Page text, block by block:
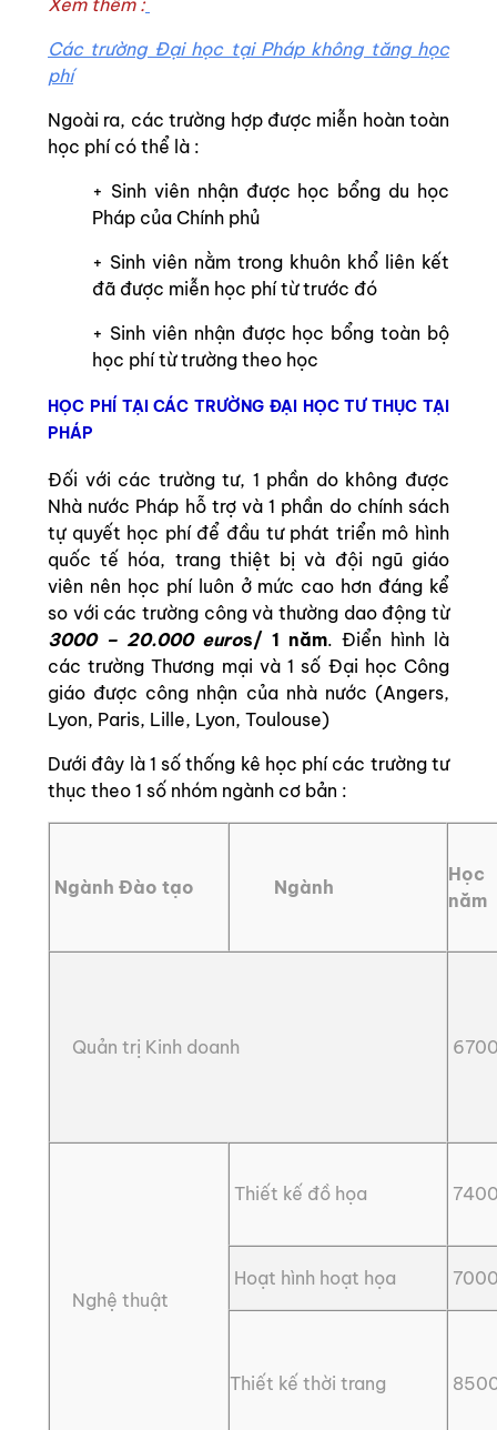
Các trường Đại học tại Pháp không tăng học
phí
Ngoài ra, các trường hợp được miễn hoàn toàn
học phí có thể là :
+ Sinh viên nhận được học bổng du học
Pháp của Chính phủ
+ Sinh viên nằm trong khuôn khổ liên kết
đã được miễn học phí từ trước đó
+ Sinh viên nhận được học bổng toàn bộ
học phí từ trường theo học
HỌC PHÍ TẠI CÁC TRƯỜNG ĐẠI HỌC TƯ THỤC TẠI
PHÁP
Đối với các trường tư, 1 phần do không được
Nhà nước Pháp hỗ trợ và 1 phần do chính sách
tự quyết học phí để đầu tư phát triển mô hình
quốc tế hóa, trang thiệt bị và đội ngũ giáo
viên nên học phí luôn ở mức cao hơn đáng kể
so với các trường công và thường dao động từ
3000 – 20.000 euros/ 1 năm. Điển hình là
các trường Thương mại và 1 số Đại học Công
giáo được công nhận của nhà nước (Angers,
Lyon, Paris, Lille, Lyon, Toulouse)
Dưới đây là 1 số thống kê học phí các trường tư
thục theo 1 số nhóm ngành cơ bản :
Ngành Đào tạo Ngành
năm
Quản trị Kinh doanh
Nghệ thuật
Thiết kế đồ họa
Hoạt hình hoạt họa
Thiết kế thời trang